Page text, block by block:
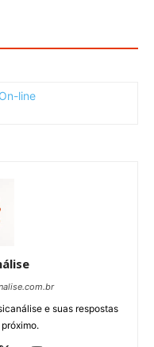
e suas respostas